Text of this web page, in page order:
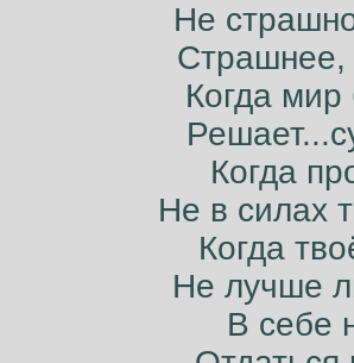
Не
Страшнее,
Когда
Когда
Не в силах
Когда
Не лучше
В себе